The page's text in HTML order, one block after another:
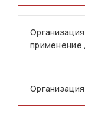
применение